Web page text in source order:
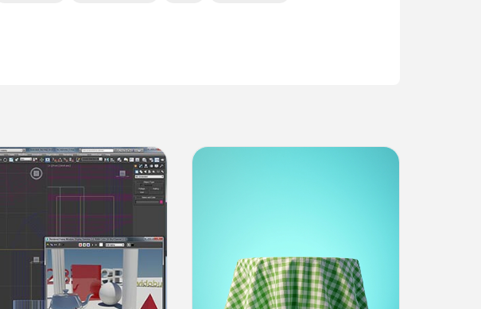
Daylight
Daylight
Daylight Parametreleri
04:01
Sonuç